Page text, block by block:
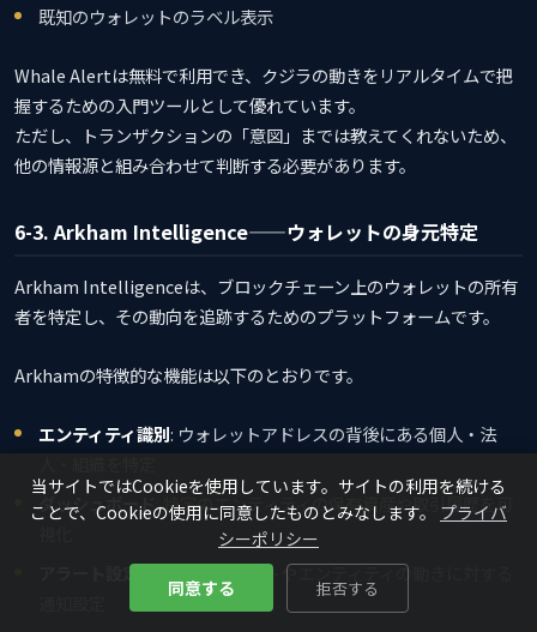
既知のウォレットのラベル表示
Whale Alertは無料で利用でき、クジラの動きをリアルタイムで把
握するための入門ツールとして優れています。
ただし、トランザクションの「意図」までは教えてくれないため、
他の情報源と組み合わせて判断する必要があります。
6-3. Arkham Intelligence——ウォレットの身元特定
Arkham Intelligenceは、ブロックチェーン上のウォレットの所有
者を特定し、その動向を追跡するためのプラットフォームです。
Arkhamの特徴的な機能は以下のとおりです。
エンティティ識別: ウォレットアドレスの背後にある個人・法
ダッシュボード: 特定のエンティティの保有資産や取引履歴を可
アラート設定: 特定のウォレットやエンティティの動きに対する
当サイトではCookieを使用しています。サイトの利用を続ける
ことで、Cookieの使用に同意したものとみなします。 プライバ
シーポリシー
同意する 拒否する